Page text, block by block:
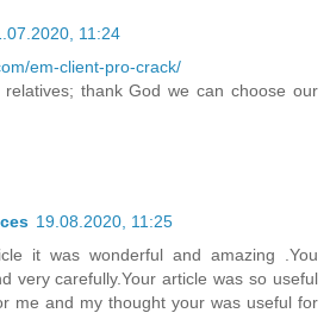
11:24
em-client-pro-crack/
thank God we can choose our
19.08.2020, 11:25
it was wonderful and amazing .You
very carefully.Your article was so useful
me and my thought your was useful for